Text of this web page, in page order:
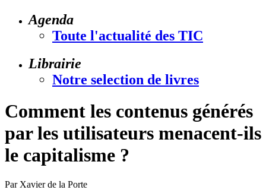
Agenda
Toute l'actualité des TIC
Librairie
Notre selection de livres
Comment les contenus générés
par les utilisateurs menacent-ils
le capitalisme ?
Par Xavier de la Porte